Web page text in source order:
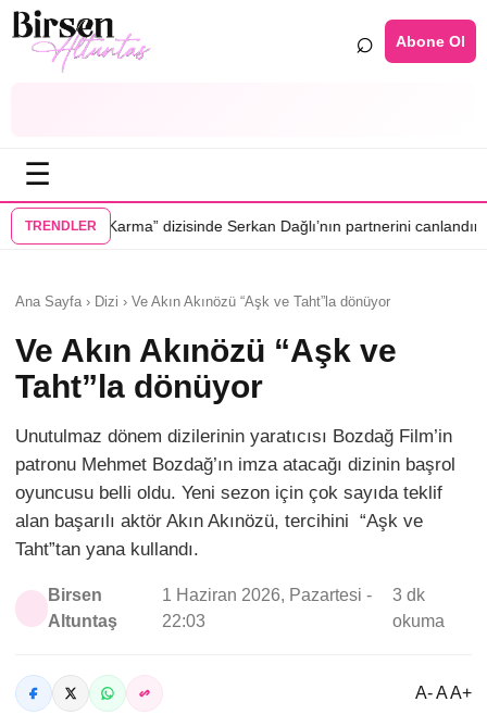
⌕ Abone Ol
☰
TRENDLERSerkan Dağlı’nın partnerini canlandıracak•Daha 17’ye Emir
Ana Sayfa › Dizi › Ve Akın Akınözü “Aşk ve Taht”la dönüyor
Ve Akın Akınözü “Aşk ve
Taht”la dönüyor
Unutulmaz dönem dizilerinin yaratıcısı Bozdağ Film’in
patronu Mehmet Bozdağ’ın imza atacağı dizinin başrol
oyuncusu belli oldu. Yeni sezon için çok sayıda teklif
alan başarılı aktör Akın Akınözü, tercihini “Aşk ve
Taht”tan yana kullandı.
Birsen
Altuntaş
1 Haziran 2026, Pazartesi -
22:03
3 dk
okuma
A- A A+